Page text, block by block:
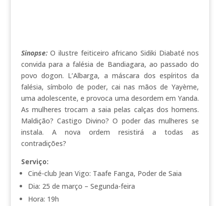
Sinopse:O ilustre feiticeiro africano Sidiki Diabaté nos
convida para a falésia de Bandiagara, ao passado do
povo dogon. L’Albarga, a máscara dos espíritos da
falésia, símbolo de poder, cai nas mãos de Yayème,
uma adolescente, e provoca uma desordem em Yanda.
As mulheres trocam a saia pelas calças dos homens.
Maldição? Castigo Divino? O poder das mulheres se
instala. A nova ordem resistirá a todas as
contradições?
Serviço:
Ciné-club Jean Vigo: Taafe Fanga, Poder de Saia
Dia: 25 de março – Segunda-feira
Hora: 19h